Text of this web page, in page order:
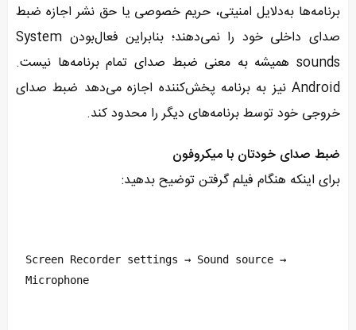
برنامه‌ها به‌دلایل امنیتی، حریم خصوصی یا حق نشر اجازه ضبط
صدای داخلی خود را نمی‌دهند؛ بنابراین فعال‌بودن System
sounds همیشه به معنی ضبط صدای تمام برنامه‌ها نیست.
Android نیز به برنامه پخش‌کننده اجازه می‌دهد ضبط صدای
خروجی خود توسط برنامه‌های دیگر را محدود کند.
ضبط صدای خودتان با میکروفون
برای اینکه هنگام فیلم گرفتن توضیح بدهید:
Screen Recorder settings → Sound source →
Microphone